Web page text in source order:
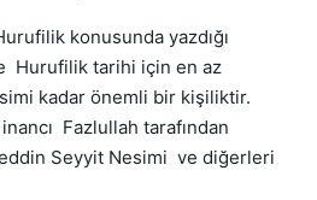
konusunda yazdığı
Hurufilik tarihi için en az
kadar önemli bir kişiliktir.
Fazlullah tarafından
Seyyit Nesimi ve diğerleri